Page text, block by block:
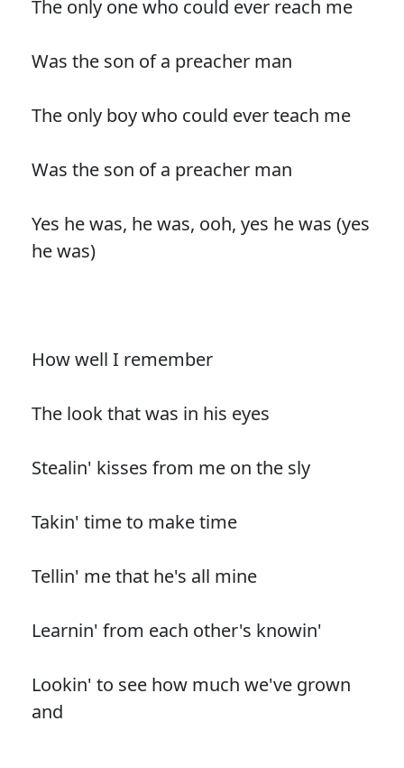
The only one who could ever reach me
Was the son of a preacher man
The only boy who could ever teach me
Was the son of a preacher man
Yes he was, he was, ooh, yes he was (yes
he was)
How well I remember
The look that was in his eyes
Stealin' kisses from me on the sly
Takin' time to make time
Tellin' me that he's all mine
Learnin' from each other's knowin'
Lookin' to see how much we've grown
and